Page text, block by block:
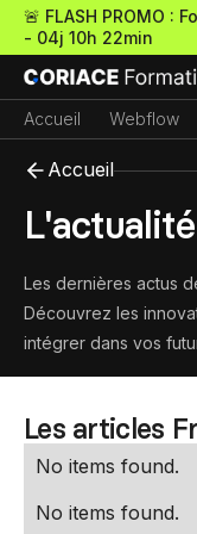
🚨 FLASH PROMO :
- 04j 10h 22min
Accueil Webflow
Accueil
Les dernières actus
Découvrez les
intégrer dans vos
Les articles
No items found.
No items found.